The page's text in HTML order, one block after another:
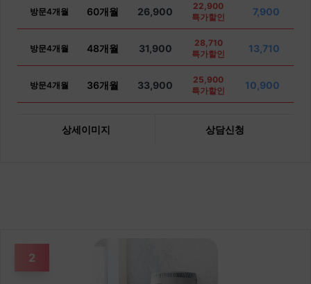
방문4개월 60개월 26,900
22,900
특가할인
7,900
방문4개월 48개월 31,900
28,710
특가할인
13,710
방문4개월 36개월 33,900
25,900
특가할인
10,900
상세이미지 상담신청
2